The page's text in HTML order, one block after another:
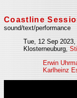
Coastline
sound/text/performance
Tue, 12 Sep
Klosterneuburg,
Erwin
Karlheinz